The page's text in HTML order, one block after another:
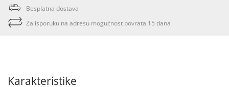
Besplatna dostava
Za isporuku na adresu mogućnost povrata 15 dana
Karakteristike